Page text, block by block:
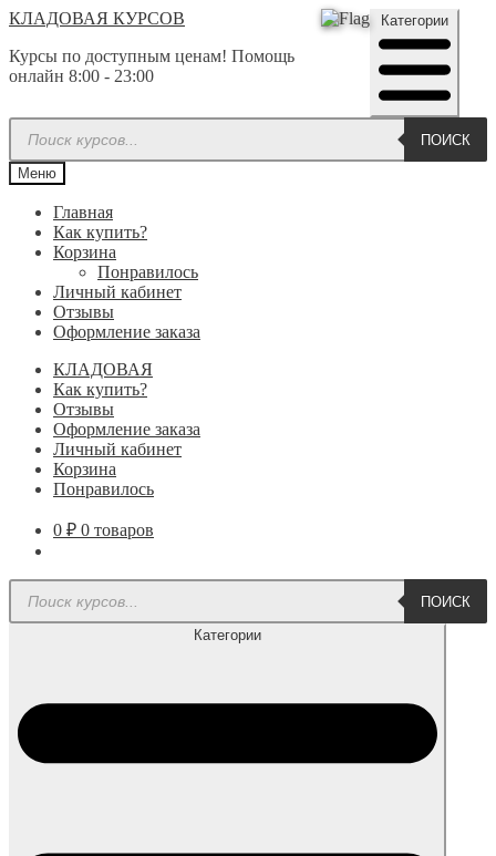
Перейти
Перейти
КЛАДОВАЯ КУРСОВ
Курсы по доступным ценам! Помощь
онлайн 8:00 - 23:00
Категории
Поиск
товаров
ПОИСК
Меню
Главная
Как купить?
Корзина
Понравилось
Личный кабинет
Отзывы
Оформление заказа
КЛАДОВАЯ
Как купить?
Отзывы
Оформление заказа
Личный кабинет
Корзина
Понравилось
0 ₽ 0 товаров
Поиск
товаров
ПОИСК
Категории